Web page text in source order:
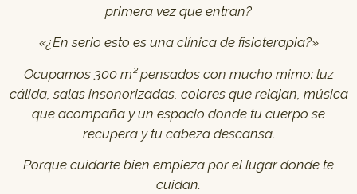
primera vez que entran?
«¿En serio esto es una clínica de fisioterapia?»
Ocupamos 300 m² pensados con mucho mimo: luz
cálida, salas insonorizadas, colores que relajan, música
que acompaña y un espacio donde tu cuerpo se
recupera y tu cabeza descansa.
Porque cuidarte bien empieza por el lugar donde te
cuidan.